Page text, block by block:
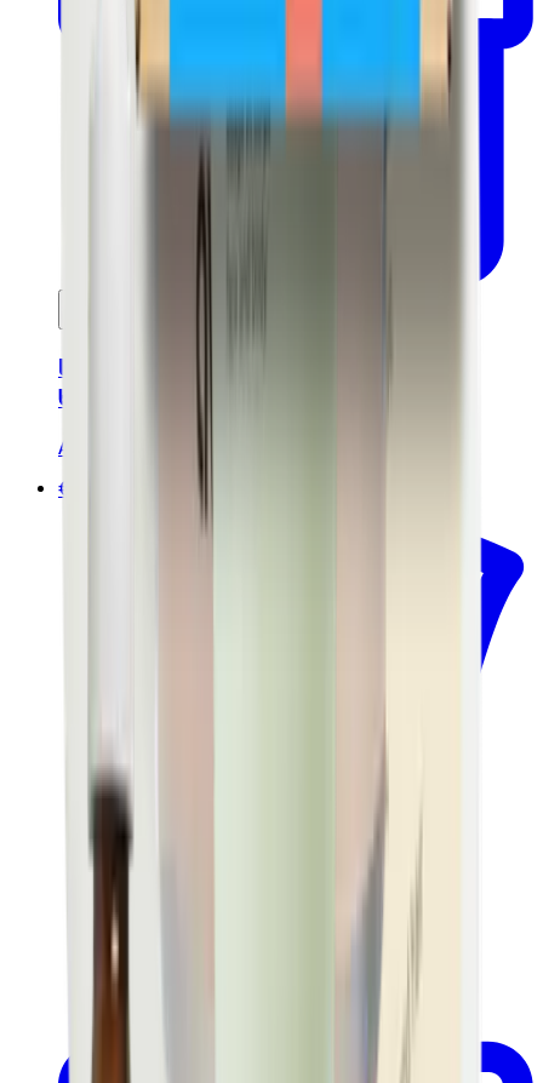
Bodyscrub 200 ml - Gecertificeerd
biologisch
Avril
€8.00